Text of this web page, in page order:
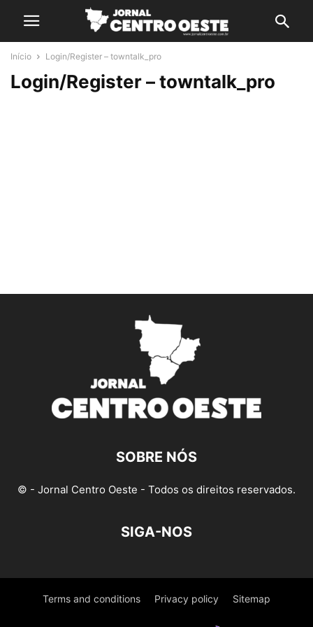
Início Login/Register – towntalk_pro
Login/Register – towntalk_pro
SOBRE NÓS
© - Jornal Centro Oeste - Todos os direitos reservados.
SIGA-NOS
Terms and conditions Privacy policy Sitemap